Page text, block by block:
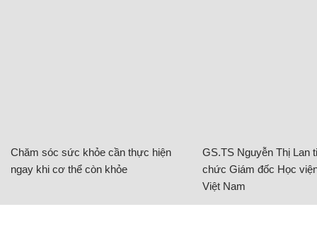
Chăm sóc sức khỏe cần thực hiện
ngay khi cơ thể còn khỏe
GS.TS Nguyễn Thị Lan
chức Giám đốc Học
Việt Nam